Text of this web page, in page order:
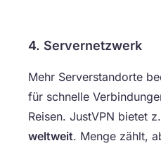
4. Servernetzwerk
Mehr Serverstandorte
für schnelle
Reisen. JustVPN bietet
weltweit. Menge zählt,